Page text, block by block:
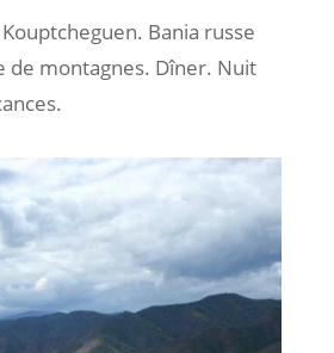
Bania russe
de montagnes. Dîner. Nuit